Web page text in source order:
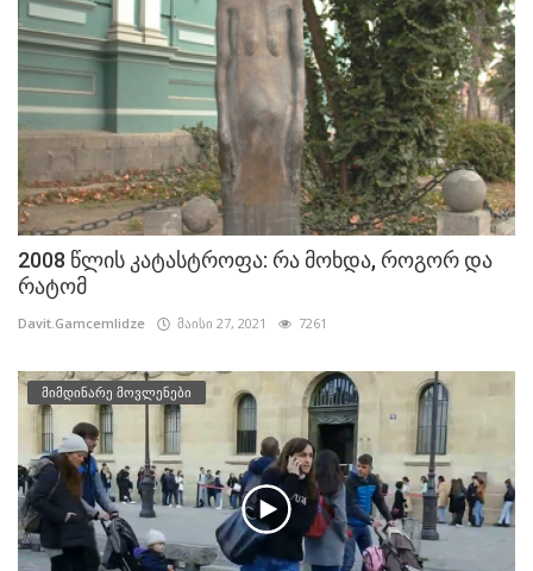
2008 წლის კატასტროფა: რა მოხდა, როგორ და
რატომ
Davit.Gamcemlidze მაისი 27, 2021 7261
მიმდინარე მოვლენები